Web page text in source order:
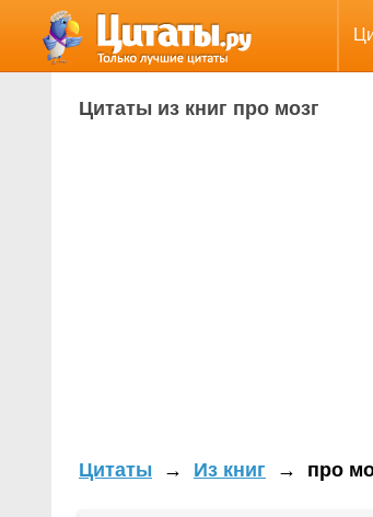
Цитаты из книг про мозг
Цитаты → Из книг → про